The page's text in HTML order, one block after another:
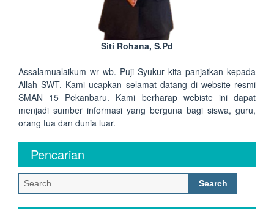
Siti Rohana, S.Pd
Assalamualaikum wr wb. Puji Syukur kita panjatkan kepada
Allah SWT. Kami ucapkan selamat datang di website resmi
SMAN 15 Pekanbaru. Kami berharap webiste ini dapat
menjadi sumber informasi yang berguna bagi siswa, guru,
orang tua dan dunia luar.
Pencarian
Search
for: